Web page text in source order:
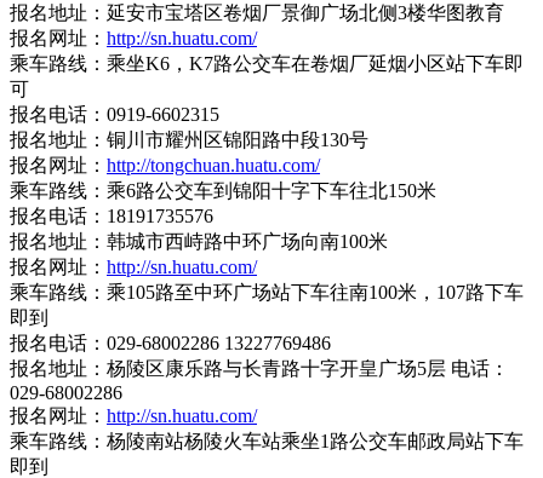
报名地址：延安市宝塔区卷烟厂景御广场北侧3楼华图教育
报名网址： http://sn.huatu.com/
乘车路线：乘坐K6，K7路公交车在卷烟厂延烟小区站下车即
可
报名电话：0919-6602315
报名地址：铜川市耀州区锦阳路中段130号
报名网址： http://tongchuan.huatu.com/
乘车路线：乘6路公交车到锦阳十字下车往北150米
报名电话：18191735576
报名地址：韩城市西峙路中环广场向南100米
报名网址： http://sn.huatu.com/
乘车路线：乘105路至中环广场站下车往南100米，107路下车
即到
报名电话：029-68002286 13227769486
报名地址：杨陵区康乐路与长青路十字开皇广场5层 电话：
029-68002286
报名网址： http://sn.huatu.com/
乘车路线：杨陵南站杨陵火车站乘坐1路公交车邮政局站下车
即到